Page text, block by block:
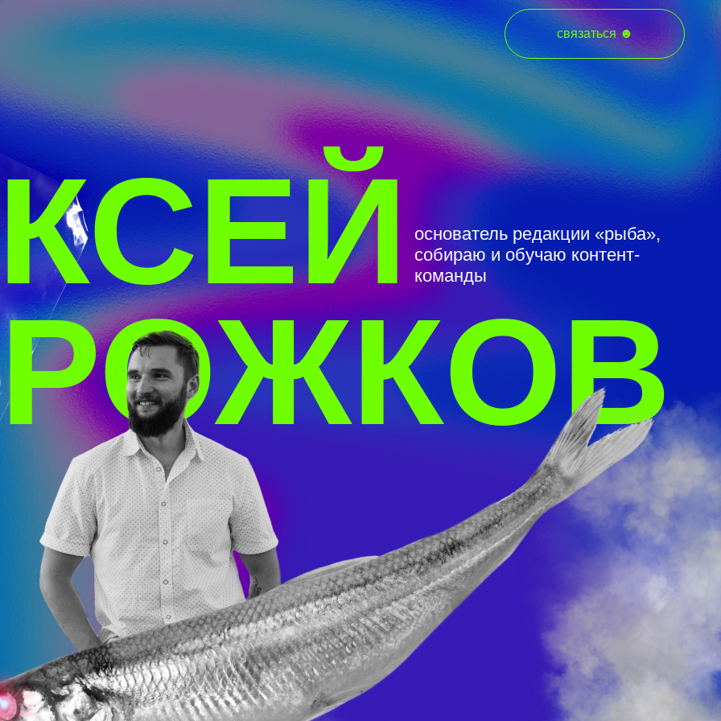
связаться ☻
основатель редакции «рыба»,
собираю и обучаю контент-
команды